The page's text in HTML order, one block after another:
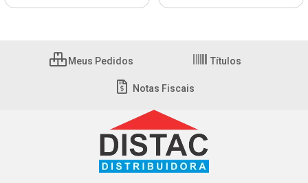
Meus Pedidos Títulos
Notas Fiscais